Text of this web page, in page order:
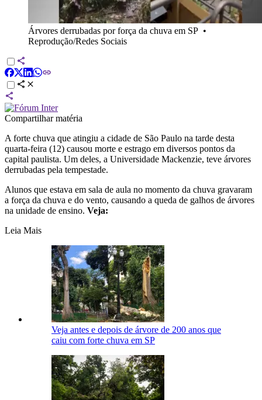
Árvores derrubadas por força da chuva em SP •
Reprodução/Redes Sociais
Compartilhar matéria
A forte chuva que atingiu a cidade de São Paulo na tarde desta
quarta-feira (12) causou morte e estrago em diversos pontos da
capital paulista. Um deles, a Universidade Mackenzie, teve árvores
derrubadas pela tempestade.
Alunos que estava em sala de aula no momento da chuva gravaram
a força da chuva e do vento, causando a queda de galhos de árvores
na unidade de ensino. Veja:
Leia Mais
Veja antes e depois de árvore de 200 anos que
caiu com forte chuva em SP